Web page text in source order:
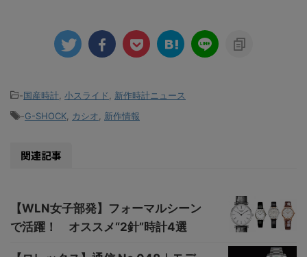
-国産時計 小スライド
新作時計ニュース
-G-SHOCK カシオ 新作情報
関連記事
【WLN女子部発】フォーマルシーン
で活躍！ オススメ“2針”時計4選